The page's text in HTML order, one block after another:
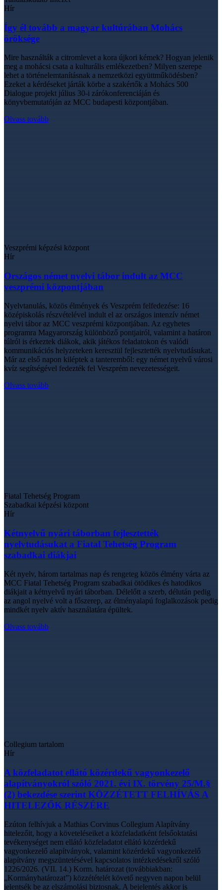
Hír
Így él tovább a magyar kultúrában Mohács
öröksége
Mire használták a citromlevet a kora újkori kémek? Hogyan jelenik
meg a mohácsi csata a kulturális emlékezetben? Milyen szerepe
lehet a történelemtanításnak a nemzetközi együttműködésben?
Ezeket a kérdéseket járták körbe a szakértők a Mohács 500
Dialogue projekt július 30-i zárókonferenciáján és
könyvbemutatóján az MCC budapesti központjában.
Olvass tovább
Veszprémi képzési központ
Hír
Országos német nyelvi tábor indult az MCC
veszprémi központjában
Nyelvtanulás, közös élmények és Veszprém felfedezése: 16
középiskolás részvételével indult el az országos intenzív német
nyelvi tábor az MCC veszprémi központjában. Az egyhetes
programra Magyarország különböző pontjairól, valamint a határon
túlról is érkeztek diákok, akik játékos feladatokon és valódi
kommunikációs helyzeteken keresztül fejlesztették nyelvtudásukat.
Már az első napon kiléptek a tanteremből: egy német nyelvű városi
kvíz segítségével fedezték fel Veszprém nevezetességeit.
Olvass tovább
Fiatal Tehetség Program
Szabadkai képzési központ
Hír
Kétnyelvű nyári táborban fejlesztették
nyelvtudásukat a Fiatal Tehetség Program
szabadkai diákjai
Két nyelv, három tartalmas nap és rengeteg közös élmény várta az
MCC Fiatal Tehetség Program szabadkai ötödikes és hatodikos
diákjait a kétnyelvű nyári táborban. Délelőtt a szerb, délután pedig
az angol nyelvé volt a főszerep, az élményalapú foglalkozások pedig
mindkét nyelv aktív használatára épültek.
Olvass tovább
Collegium tartalom
Hír
A közfeladatot ellátó közérdekű vagyonkezelő
alapítványokról szóló 2021. évi IX. törvény 25/M.§
(2) bekezdése szerint KÖZZÉTETT FELHÍVÁS A
HITELEZŐK RÉSZÉRE
Ezúton felhívjuk a Mathias Corvinus Collegium Alapítvány
hitelezőit, hogy a követeléseiket a közfeladatként felsőoktatási
tevékenységet nem ellátó közfeladatot ellátó közérdekű
vagyonkezelő alapítványok, valamint közérdekű vagyonkezelő
alapítvány megszüntetésével kapcsolatos intézkedésekről szóló
1226/2026. (VII. 14.) Korm. határozat (továbbiakban:
„Kormányhatározat”) közzétételét követő negyven napon belül
jelentsék be az elszámolási biztosnak. A bejelentés akkor is